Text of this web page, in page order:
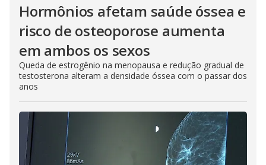
Hormônios afetam saúde óssea e
risco de osteoporose aumenta
em ambos os sexos
Queda de estrogênio na menopausa e redução gradual de
testosterona alteram a densidade óssea com o passar dos
anos